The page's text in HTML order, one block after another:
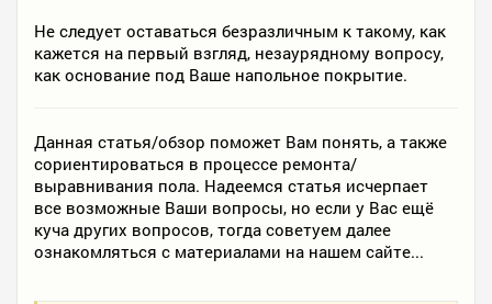
Не следует оставаться безразличным к такому, как
кажется на первый взгляд, незаурядному вопросу,
как основание под Ваше напольное покрытие.
Данная статья/обзор поможет Вам понять, а также
сориентироваться в процессе ремонта/
выравнивания пола. Надеемся статья исчерпает
все возможные Ваши вопросы, но если у Вас ещё
куча других вопросов, тогда советуем далее
ознакомляться с материалами на нашем сайте...